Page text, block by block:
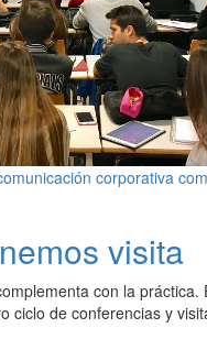
corporativa
visita
con la
ciclo de conferencias y